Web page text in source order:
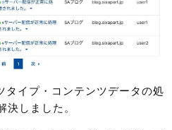
イプ・コンテンツデータの処
決しました。